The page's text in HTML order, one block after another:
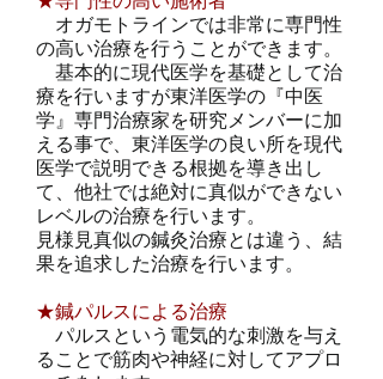
オガモトラインでは非常に専門性
の高い治療を行うことができます。
基本的に現代医学を基礎として治
療を行いますが東洋医学の『中医
学』専門治療家を研究メンバーに加
える事で、東洋医学の良い所を現代
医学で説明できる根拠を導き出し
て、他社では絶対に真似ができない
レベルの治療を行います。
見様見真似の鍼灸治療とは違う、結
果を追求した治療を行います。
★鍼パルスによる治療
パルスという電気的な刺激を与え
ることで筋肉や神経に対してアプロ